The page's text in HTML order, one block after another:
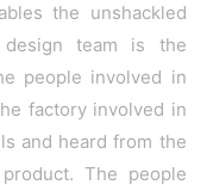
the unshackled
design team is the
people involved in
factory involved in
and heard from the
The people